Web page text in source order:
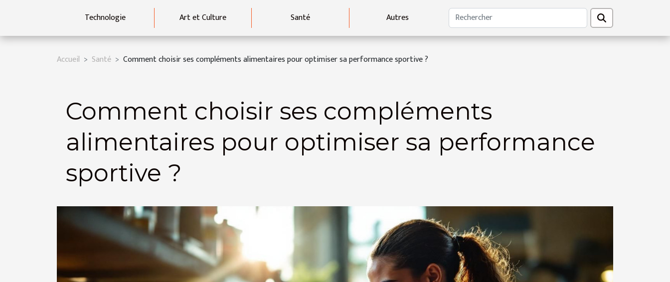
Technologie Art et Culture Santé Autres
Accueil Santé Comment choisir ses compléments alimentaires pour optimiser sa performance sportive ?
Comment choisir ses compléments
alimentaires pour optimiser sa performance
sportive ?